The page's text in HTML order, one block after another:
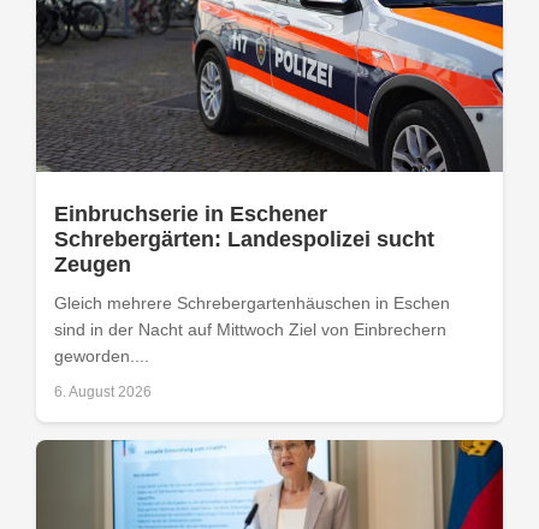
Einbruchserie in Eschener
Schrebergärten: Landespolizei sucht
Zeugen
Gleich mehrere Schrebergartenhäuschen in Eschen
sind in der Nacht auf Mittwoch Ziel von Einbrechern
geworden....
6. August 2026